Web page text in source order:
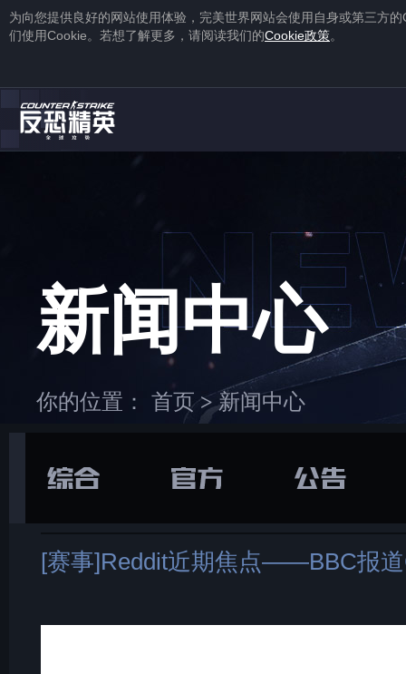
为向您提供良好的网站使用体验，完美世界网站会使用自身或第三方的
们使用Cookie。若想了解更多，请阅读我们的Cookie政策。
蒸汽平台账号
1
在游戏库中找到并 下载
2
右击游戏，选择“
新闻中心
你的位置： 首页>新闻中心
[赛事]Reddit近期焦点——BBC报